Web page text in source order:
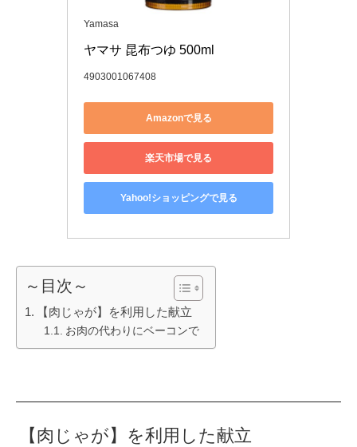
Yamasa
ヤマサ 昆布つゆ 500ml
4903001067408
Amazonで見る
楽天市場で見る
Yahoo!ショッピングで見る
～目次～
【肉じゃが】を利用した献立
お肉の代わりにベーコンで
【肉じゃが】を利用した献立